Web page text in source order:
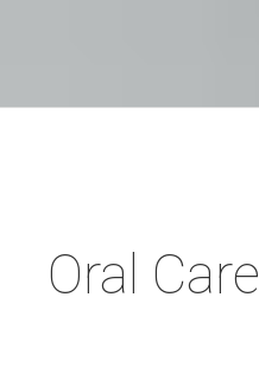
Oral Care